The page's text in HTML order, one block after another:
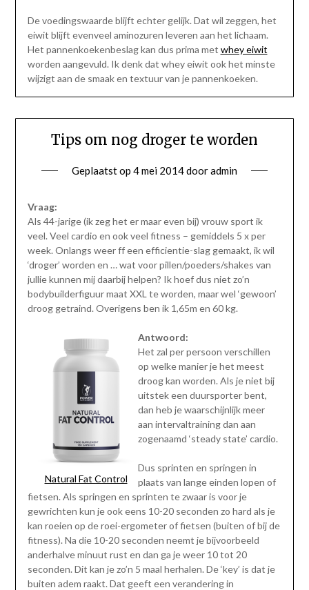
De voedingswaarde blijft echter gelijk. Dat wil zeggen, het
eiwit blijft evenveel aminozuren leveren aan het lichaam.
Het pannenkoekenbeslag kan dus prima met whey eiwit
worden aangevuld. Ik denk dat whey eiwit ook het minste
wijzigt aan de smaak en textuur van je pannenkoeken.
Tips om nog droger te worden
Geplaatst op 4 mei 2014dooradmin
Vraag:
Als 44-jarige (ik zeg het er maar even bij) vrouw sport ik
veel. Veel cardio en ook veel fitness – gemiddels 5 x per
week. Onlangs weer ff een efficientie-slag gemaakt, ik wil
‘droger’ worden en … wat voor pillen/poeders/shakes van
jullie kunnen mij daarbij helpen? Ik hoef dus niet zo’n
bodybuilderfiguur maat XXL te worden, maar wel ‘gewoon’
droog getraind. Overigens ben ik 1,65m en 60 kg.
Natural Fat Control
Antwoord:
Het zal per persoon verschillen
op welke manier je het meest
droog kan worden. Als je niet bij
uitstek een duursporter bent,
dan heb je waarschijnlijk meer
aan intervaltraining dan aan
zogenaamd ‘steady state’ cardio.
Dus sprinten en springen in
plaats van lange einden lopen of
fietsen. Als springen en sprinten te zwaar is voor je
gewrichten kun je ook eens 10-20 seconden zo hard als je
kan roeien op de roei-ergometer of fietsen (buiten of bij de
fitness). Na die 10-20 seconden neemt je bijvoorbeeld
anderhalve minuut rust en dan ga je weer 10 tot 20
seconden. Dit kan je zo’n 5 maal herhalen. De ‘key’ is dat je
buiten adem raakt. Dat geeft een verandering in